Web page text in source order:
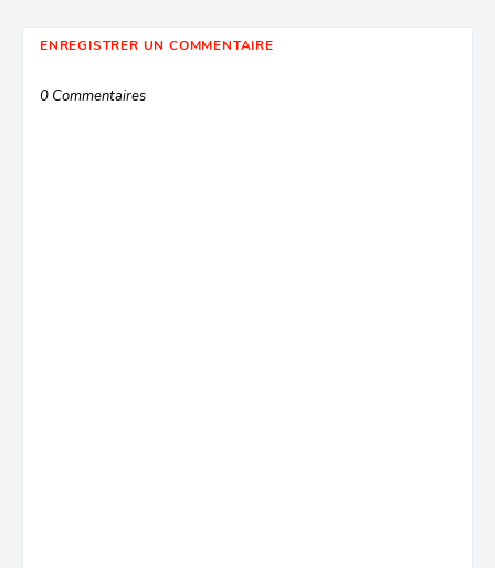
ENREGISTRER UN COMMENTAIRE
0 Commentaires